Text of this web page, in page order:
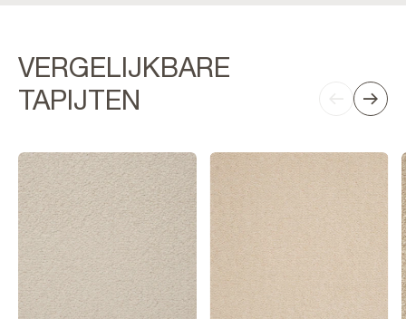
VERGELIJKBARE
TAPIJTEN